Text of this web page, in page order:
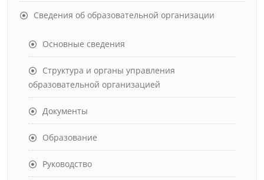
Сведения об образовательной организации
Основные сведения
Структура и органы управления
образовательной организацией
Документы
Образование
Руководство